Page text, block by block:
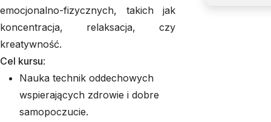
emocjonalno-fizycznych, takich jak
koncentracja, relaksacja, czy
kreatywność.
Cel kursu:
Nauka technik oddechowych
wspierających zdrowie i dobre
samopoczucie.